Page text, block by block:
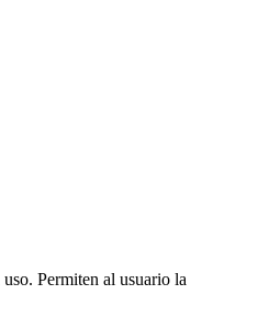
Permiten al usuario la